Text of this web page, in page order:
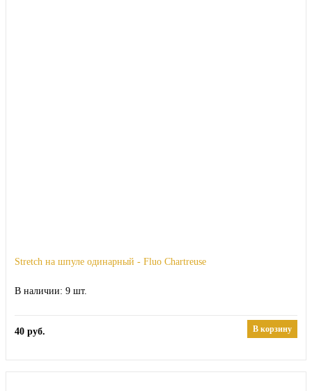
Stretch на шпуле одинарный - Fluo Chartreuse
9
40 руб. В корзину